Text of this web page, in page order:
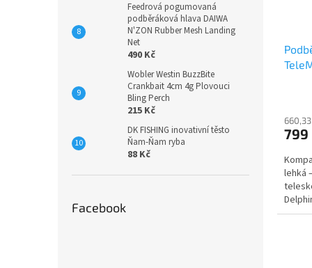
Feedrová pogumovaná
podběráková hlava DAIWA
N'ZON Rubber Mesh Landing
Net
490 Kč
Wobler Westin BuzzBite
Crankbait 4cm 4g Plovouci
Bling Perch
215 Kč
DK FISHING inovativní těsto
Ňam-Ňam ryba
88 Kč
Facebook
799
lehká